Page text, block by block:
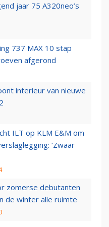
jaar 75 A320neo’s
737 MAX 10 stap
afgerond
interieur van nieuwe
ILT op KLM E&M om
‘Zwaar
zomerse debutanten
de winter alle ruimte